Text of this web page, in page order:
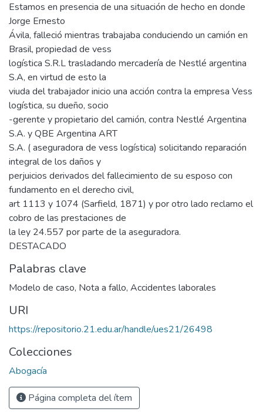
Estamos en presencia de una situación de hecho en donde
Jorge Ernesto
Ávila, falleció mientras trabajaba conduciendo un camión en
Brasil, propiedad de vess
logística S.R.L trasladando mercadería de Nestlé argentina
S.A, en virtud de esto la
viuda del trabajador inicio una acción contra la empresa Vess
logística, su dueño, socio
-gerente y propietario del camión, contra Nestlé Argentina
S.A. y QBE Argentina ART
S.A. ( aseguradora de vess logística) solicitando reparación
integral de los daños y
perjuicios derivados del fallecimiento de su esposo con
fundamento en el derecho civil,
art 1113 y 1074 (Sarfield, 1871) y por otro lado reclamo el
cobro de las prestaciones de
la ley 24.557 por parte de la aseguradora.
DESTACADO
Palabras clave
Modelo de caso, Nota a fallo, Accidentes laborales
URI
https://repositorio.21.edu.ar/handle/ues21/26498
Colecciones
Abogacía
Página completa del ítem